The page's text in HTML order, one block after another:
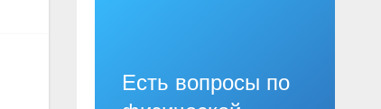
Есть вопросы по